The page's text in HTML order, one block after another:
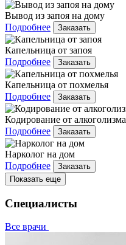
Вывод из запоя на дому
Подробнее
Заказать
Капельница от запоя
Подробнее
Заказать
Капельница от похмелья
Подробнее
Заказать
Кодирование от алкоголизма
Подробнее
Заказать
Нарколог на дом
Подробнее
Заказать
Показать еще
Специалисты
Все врачи